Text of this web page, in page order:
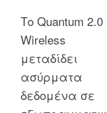
Το Quantum 2.0
Wireless
μεταδίδει
ασύρματα
δεδομένα σε